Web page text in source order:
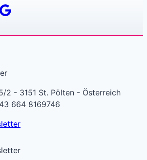
2 - 3151 St. Pölten - Österreich
664 8169746